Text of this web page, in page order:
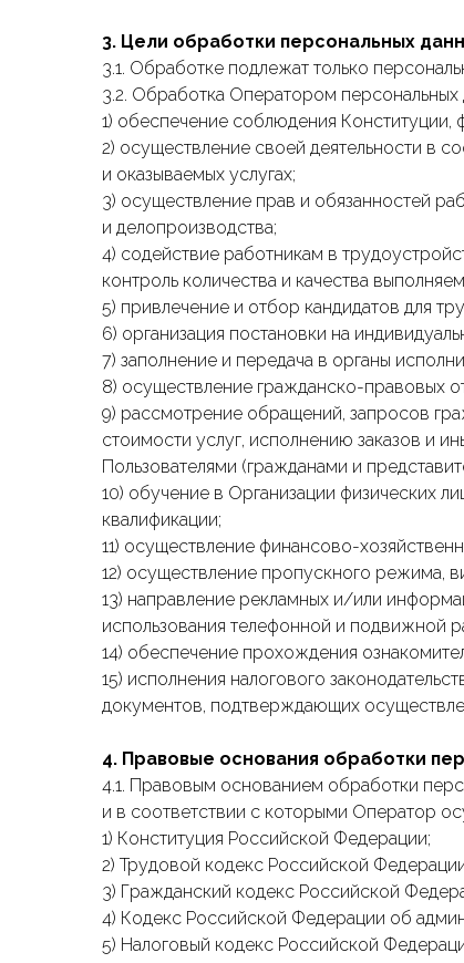
3. Цели обработки персональных
3.1. Обработке подлежат только
3.2. Обработка Оператором
1) обеспечение соблюдения
2) осуществление своей деятельности в
и оказываемых услугах;
3) осуществление прав и обязанностей
и делопроизводства;
4) содействие работникам в
контроль количества и качества
5) привлечение и отбор кандидатов для
6) организация постановки на
7) заполнение и передача в органы
8) осуществление гражданско-правовых
9) рассмотрение обращений, запросов
стоимости услуг, исполнению заказов и
Пользователями (гражданами и
10) обучение в Организации физических
квалификации;
11) осуществление финансово-
12) осуществление пропускного режима,
13) направление рекламных и/или
использования телефонной и подвижной
14) обеспечение прохождения
15) исполнения налогового
документов, подтверждающих
4. Правовые основания обработки
4.1. Правовым основанием обработки
и в соответствии с которыми Оператор
1) Конституция Российской Федерации;
2) Трудовой кодекс Российской
3) Гражданский кодекс Российской
4) Кодекс Российской Федерации об
5) Налоговый кодекс Российской